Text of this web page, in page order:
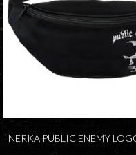
NERKA PUBLIC ENEMY